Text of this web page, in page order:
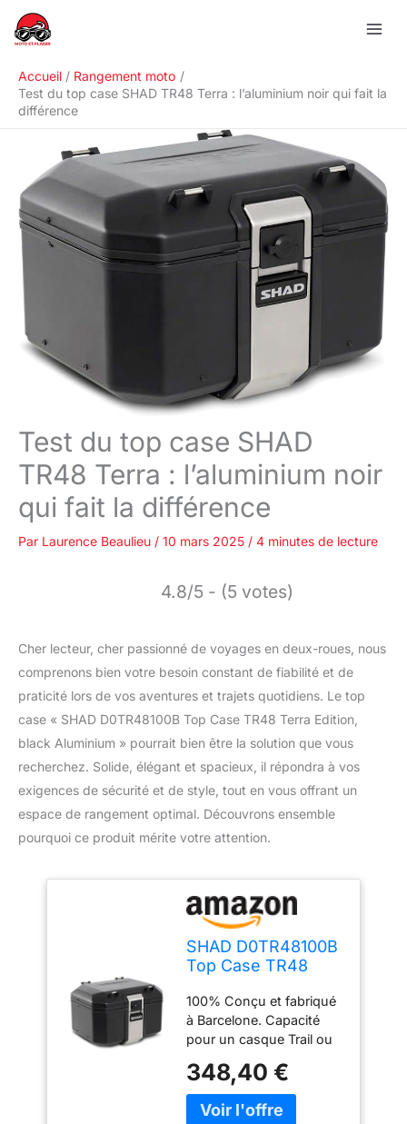
Accueil
Rangement moto
Test du top case SHAD TR48 Terra : l’aluminium noir qui fait la
différence
Test du top case SHAD
TR48 Terra : l’aluminium noir
qui fait la différence
Par Laurence Beaulieu / 10 mars 2025 / 4 minutes de lecture
4.8/5 - (5 votes)
Cher lecteur, cher passionné de voyages en deux-roues, nous
comprenons bien votre besoin constant de fiabilité et de
praticité lors de vos aventures et trajets quotidiens. Le top
case « SHAD D0TR48100B Top Case TR48 Terra Edition,
black Aluminium » pourrait bien être la solution que vous
recherchez. Solide, élégant et spacieux, il répondra à vos
exigences de sécurité et de style, tout en vous offrant un
espace de rangement optimal. Découvrons ensemble
pourquoi ce produit mérite votre attention.
SHAD D0TR48100B
Top Case TR48
Aluminium
100% Conçu et fabriqué
à Barcelone. Capacité
pour un casque Trail ou
+ jet). Design structurel
aérodynamique et
intégré en aluminium
348,40 €
R
e
h
e
h
e
r